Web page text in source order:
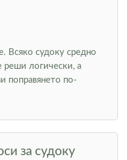
Всяко судоку средно
реши логически, а
поправянето по-
за судоку